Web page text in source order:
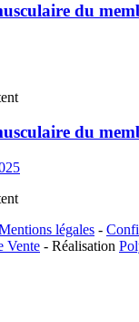
du
du
légales -
Vente - Réalisation